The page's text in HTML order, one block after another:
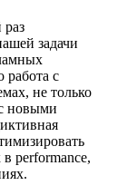
раз
задачи
работа с
не только
новыми
performance,